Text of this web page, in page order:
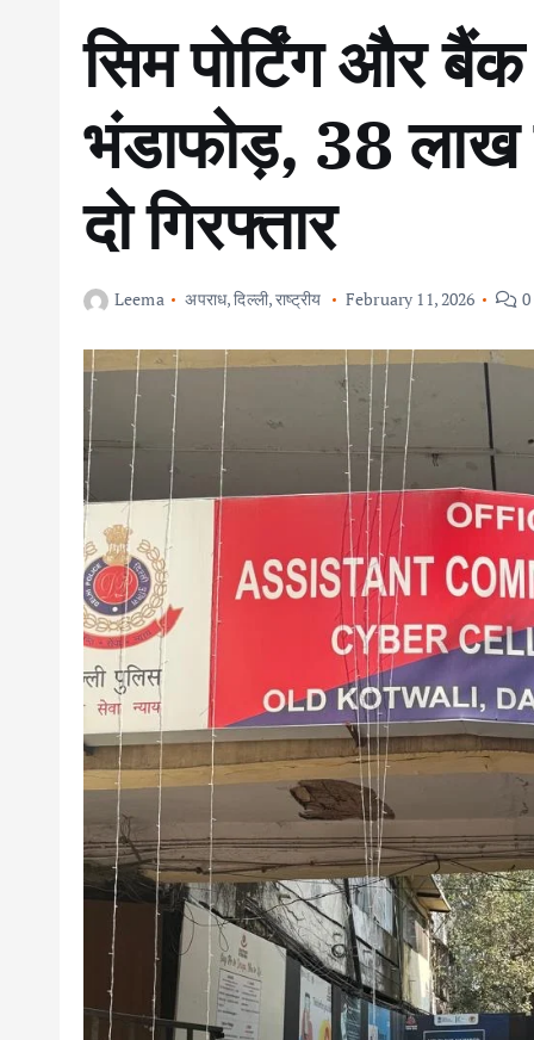
सिम पोर्टिंग और
भंडाफोड़, 38 लाख
दो गिरफ्तार
Leema अपराध,दिल्ली,राष्ट्रीय February 11, 2026